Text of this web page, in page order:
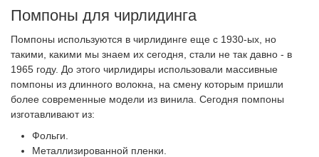
Помпоны для чирлидинга
Помпоны используются в чирлидинге еще с 1930-ых, но
такими, какими мы знаем их сегодня, стали не так давно - в
1965 году. До этого чирлидиры использовали массивные
помпоны из длинного волокна, на смену которым пришли
более современные модели из винила. Сегодня помпоны
изготавливают из:
Фольги.
Металлизированной пленки.